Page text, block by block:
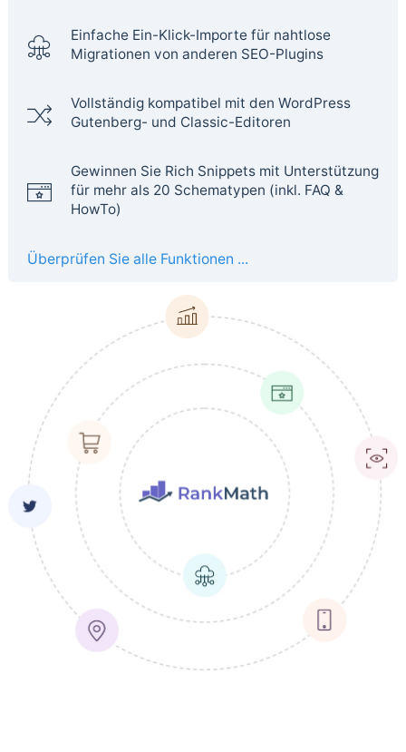
Einfache Ein-Klick-Importe für nahtlose
Migrationen von anderen SEO-Plugins
Vollständig kompatibel mit den WordPress
Gutenberg- und Classic-Editoren
Gewinnen Sie Rich Snippets mit Unterstützung
für mehr als 20 Schematypen (inkl. FAQ &
HowTo)
Überprüfen Sie alle Funktionen ...